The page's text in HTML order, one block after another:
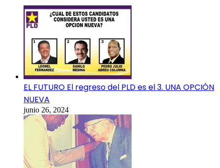
EL FUTURO El regreso del PLD es el 3. UNA OPCIÓN
NUEVA
junio 26, 2024